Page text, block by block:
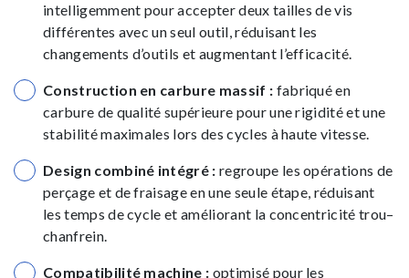
intelligemment pour accepter deux tailles de vis
différentes avec un seul outil, réduisant les
changements d’outils et augmentant l’efficacité.
Construction en carbure massif : fabriqué en
carbure de qualité supérieure pour une rigidité et une
stabilité maximales lors des cycles à haute vitesse.
Design combiné intégré : regroupe les opérations de
perçage et de fraisage en une seule étape, réduisant
les temps de cycle et améliorant la concentricité trou–
chanfrein.
Compatibilité machine : optimisé pour les